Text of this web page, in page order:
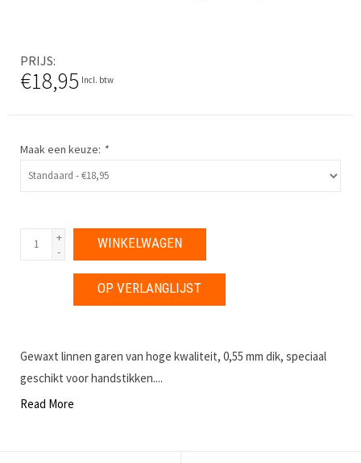
PRIJS
€18,95 Incl. btw
Maak een keuze: *
+
-
WINKELWAGEN
OP VERLANGLIJST
Gewaxt linnen garen van hoge kwaliteit, 0,55 mm dik, speciaal
geschikt voor handstikken....
Read More